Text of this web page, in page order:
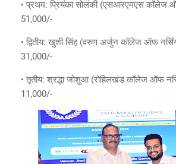
• प्रथम: प्रियंका सोलंकी (एसआरएमएस कॉलेज
51,000/-
• द्वितीय: खुशी सिंह (वरुण अर्जुन कॉलेज ऑफ
31,000/-
• तृतीय: श्रद्धा जोशुआ (रोहिलखंड कॉलेज ऑफ
11,000/-